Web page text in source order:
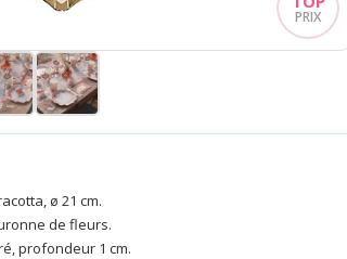
ø 21 cm.
de fleurs.
profondeur 1 cm.